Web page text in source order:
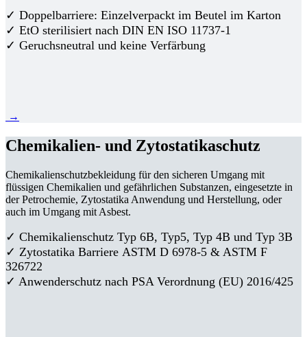
✓ Doppelbarriere: Einzelverpackt im Beutel im Karton
✓ EtO sterilisiert nach DIN EN ISO 11737-1
✓ Geruchsneutral und keine Verfärbung
→
Chemikalien- und Zytostatikaschutz
Chemikalienschutzbekleidung für den sicheren Umgang mit
flüssigen Chemikalien und gefährlichen Substanzen, eingesetzte in
der Petrochemie, Zytostatika Anwendung und Herstellung, oder
auch im Umgang mit Asbest.
✓ Chemikalienschutz Typ 6B, Typ5, Typ 4B und Typ 3B
✓ Zytostatika Barriere ASTM D 6978-5 & ASTM F
326722
✓ Anwenderschutz nach PSA Verordnung (EU) 2016/425